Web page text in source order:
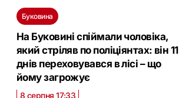
Буковина
На Буковині спіймали чоловіка,
який стріляв по поліціянтах: він 11
днів переховувався в лісі – що
йому загрожує
8 серпня 17:33